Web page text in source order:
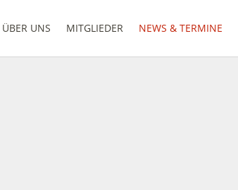
ÜBER UNS MITGLIEDER NEWS & TERMINE